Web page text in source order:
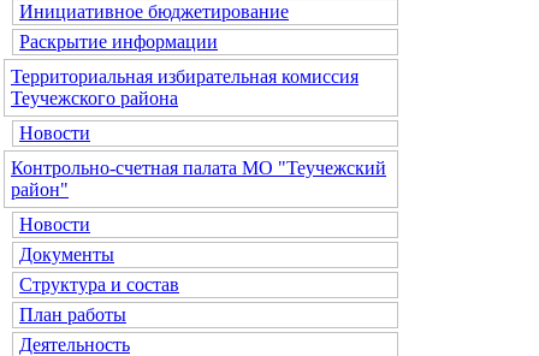
Инициативное бюджетирование
Раскрытие информации
Территориальная избирательная комиссия
Теучежского района
Новости
Контрольно-счетная палата МО "Теучежский
район"
Новости
Документы
Структура и состав
План работы
Деятельность